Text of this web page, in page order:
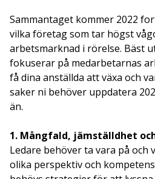
Sammantaget kommer 2022
vilka företag som tar högst
arbetsmarknad i rörelse. Bäst
fokuserar på medarbetarnas
få dina anställda att växa och
saker ni behöver uppdatera
än.
1. Mångfald, jämställdhet
Ledare behöver ta vara på och
olika perspektiv och